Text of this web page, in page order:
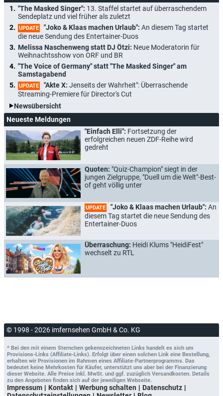
"The Masked Singer": 13. Staffel startet auf überraschendem
Sendeplatz und viel früher als zuletzt
UPDATE "Joko & Klaas machen Urlaub": An diesem Tag startet
die neue Sendung des Entertainer-Duos
Melissa Naschenweng statt DJ Ötzi: Neue Moderatorin für
Weihnachtsshow von ORF und BR
"The Voice of Germany" statt "The Masked Singer" am
Samstagabend
UPDATE "Akte X: Jenseits der Wahrheit": Überraschende
Streaming-Premiere für Director's Cut
Newsübersicht
Neueste Meldungen
"Einfach Elli": Fortsetzung der
erfolgreichen neuen ZDF-Reihe wird
gedreht
Quoten: "Quiz-Champion" siegt in der
jungen Zielgruppe, "Duell um die Welt"-Best-
of geht völlig unter
UPDATE "Joko & Klaas machen Urlaub": An
diesem Tag startet die neue Sendung des
Entertainer-Duos
Überraschung: Heidi Klums "HeidiFest"
wechselt zu RTL
© 1998 - 2026 imfernsehen GmbH & Co. KG
* Bei den mit einem Sternchen gekennzeichneten Links handelt es sich um
Provisions-Links (Affiliate-Links). Erfolgt über einen solchen Link eine Bestellung,
erhalten wir Provisionen im Rahmen eines Affiliate-Partnerprogramms. Das
bedeutet keine Mehrkosten für Käufer, unterstützt uns aber bei der Finanzierung
dieser Website. Alle Preise inkl. MwSt. und ggf. zuzüglich Versandkosten. Details
zu den Angeboten finden sich auf der jeweiligen Webseite.
Impressum Kontakt Werbung schalten
Datenschutz